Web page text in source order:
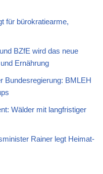
für bürokratiearme,
BZfE wird das neue
Ernährung
Bundesregierung: BMLEH
Wälder mit langfristiger
Rainer legt Heimat-